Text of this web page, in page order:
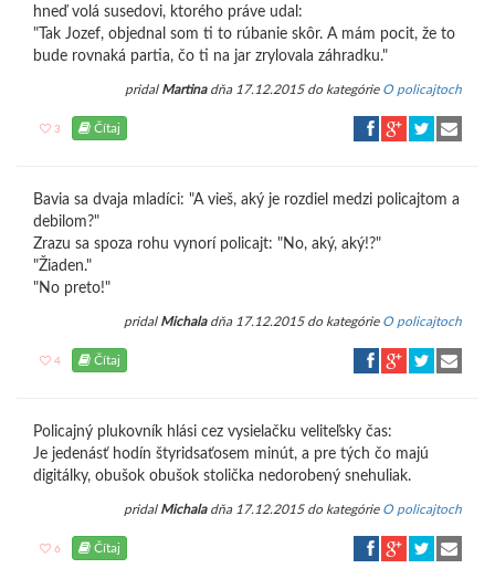
hneď volá susedovi, ktorého práve udal:
"Tak Jozef, objednal som ti to rúbanie skôr. A mám pocit, že to
bude rovnaká partia, čo ti na jar zrylovala záhradku."
pridal Martinadňa 17.12.2015 do kategórie O policajtoch
3 Čítaj
Bavia sa dvaja mladíci: "A vieš, aký je rozdiel medzi policajtom a
debilom?"
Zrazu sa spoza rohu vynorí policajt: "No, aký, aký!?"
"Žiaden."
"No preto!"
pridal Michaladňa 17.12.2015 do kategórie O policajtoch
4 Čítaj
Policajný plukovník hlási cez vysielačku veliteľsky čas:
Je jedenásť hodín štyridsaťosem minút, a pre tých čo majú
digitálky, obušok obušok stolička nedorobený snehuliak.
pridal Michaladňa 17.12.2015 do kategórie O policajtoch
6 Čítaj